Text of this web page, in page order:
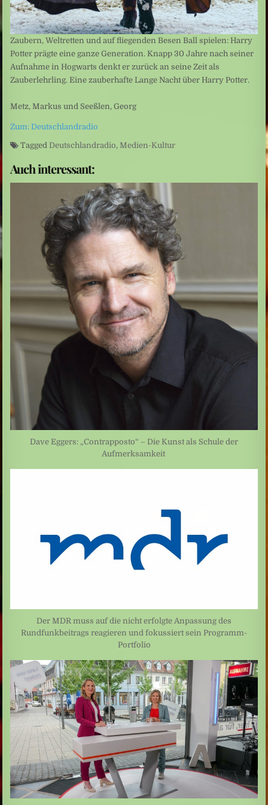
Zaubern, Weltretten und auf fliegenden Besen Ball spielen: Harry
Potter prägte eine ganze Generation. Knapp 30 Jahre nach seiner
Aufnahme in Hogwarts denkt er zurück an seine Zeit als
Zauberlehrling. Eine zauberhafte Lange Nacht über Harry Potter.
Metz, Markus und Seeßlen, Georg
Zum: Deutschlandradio
Tagged Deutschlandradio, Medien-Kultur
Auch interessant:
Dave Eggers: „Contrapposto“ – Die Kunst als Schule der
Aufmerksamkeit
Der MDR muss auf die nicht erfolgte Anpassung des
Rundfunkbeitrags reagieren und fokussiert sein Programm-
Portfolio